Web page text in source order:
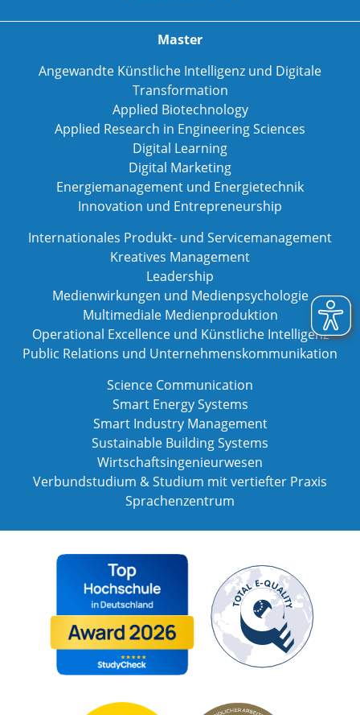
Master
Angewandte Künstliche Intelligenz und Digitale
Transformation
Applied Biotechnology
Applied Research in Engineering Sciences
Digital Learning
Digital Marketing
Energiemanagement und Energietechnik
Innovation und Entrepreneurship
Internationales Produkt- und Servicemanagement
Kreatives Management
Leadership
Medienwirkungen und Medienpsychologie
Multimediale Medienproduktion
Operational Excellence und Künstliche Intelligenz
Public Relations und Unternehmenskommunikation
Science Communication
Smart Energy Systems
Smart Industry Management
Sustainable Building Systems
Wirtschaftsingenieurwesen
Verbundstudium & Studium mit vertiefter Praxis
Sprachenzentrum